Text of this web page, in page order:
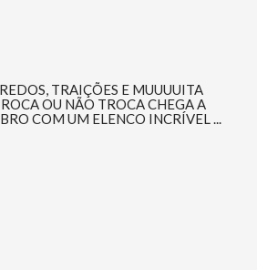
TRAIÇÕES E MUUUUITA
OU NÃO TROCA CHEGA A
COM UM ELENCO INCRÍVEL ...